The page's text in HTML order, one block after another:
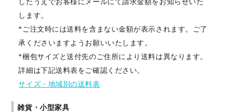
したうえでお客様にメールにて請求金額をお知らせいた
します。
*ご注文時には送料を含まない金額が表示されます。ご了
承くださいますようお願いいたします。
*梱包サイズと送付先のご住所により送料は異なります。
詳細は下記送料表をご確認ください。
サイズ・地域別の送料表
雑貨・小型家具